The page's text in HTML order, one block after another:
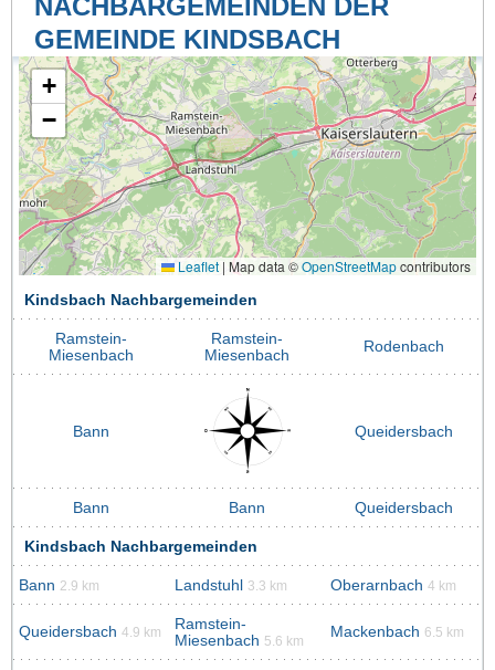
NACHBARGEMEINDEN DER
GEMEINDE KINDSBACH
+
−
Leaflet | Map data ©OpenStreetMapcontributors
Kindsbach Nachbargemeinden
Ramstein-
Miesenbach
Ramstein-
Miesenbach
Rodenbach
Bann Queidersbach
Bann Bann Queidersbach
Kindsbach Nachbargemeinden
Bann 2.9 km Landstuhl 3.3 km Oberarnbach 4 km
Queidersbach 4.9 km
Ramstein-
Miesenbach 5.6 km
Mackenbach 6.5 km